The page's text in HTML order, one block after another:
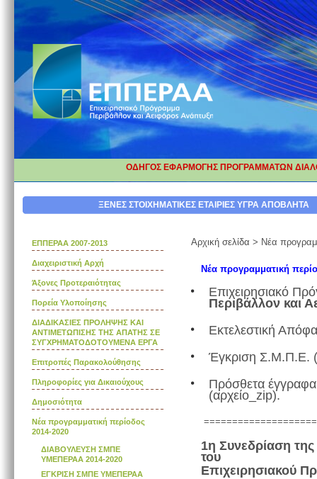
ΟΔΗΓΟΣ ΕΦΑΡΜΟΓΗΣ ΠΡΟΓΡΑΜΜΑΤΩΝ
ΔΙΟΡΘΩΣΗ ΕΠΕΞΗΓΗΜΑΤΙΚΩΝ
ΞΕΝΕΣ ΣΤΟΙΧΗΜΑΤΙΚΕΣ ΕΤΑΙΡΙΕΣ ΥΓΡΑ ΑΠΟΒΛΗΤΑ
ΕΠΠΕΡΑΑ 2007-2013
Διαχειριστική Αρχή
Άξονες Προτεραιότητας
Πορεία Υλοποίησης
ΔΙΑΔΙΚΑΣΙΕΣ ΠΡΟΛΗΨΗΣ ΚΑΙ
ΑΝΤΙΜΕΤΩΠΙΣΗΣ ΤΗΣ ΑΠΑΤΗΣ ΣΕ
ΣΥΓΧΡΗΜΑΤΟΔΟΤΟΥΜΕΝΑ ΕΡΓΑ
Επιτροπές Παρακολούθησης
Πληροφορίες για Δικαιούχους
Δημοσιότητα
Νέα προγραμματική περίοδος
2014-2020
ΔΙΑΒΟΥΛΕΥΣΗ ΣΜΠΕ
YMΕΠΕΡΑΑ 2014-2020
ΕΓΚΡΙΣΗ ΣΜΠΕ ΥΜΕΠΕΡΑΑ
Αρχική σελίδα > Νέα
Νέα προγραμματική
Επιχειρησιακό
Περιβάλλον και
Εκτελεστική
Έγκριση Σ.Μ.Π.Ε.
Πρόσθετα
(αρχείο_zip).
1η Συνεδρίαση
του
Επιχειρησιακού